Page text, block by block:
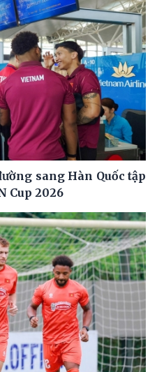
sang Hàn Quốc tập
Cup 2026